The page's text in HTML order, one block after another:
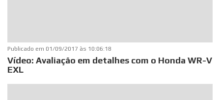
Publicado em 01/09/2017 às 10:06:18
Vídeo: Avaliação em detalhes com o Honda WR-V
EXL